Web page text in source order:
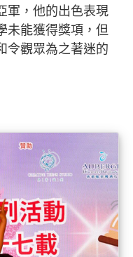
軍，他的出色表現
未能獲得獎項，但
令觀眾為之著迷的